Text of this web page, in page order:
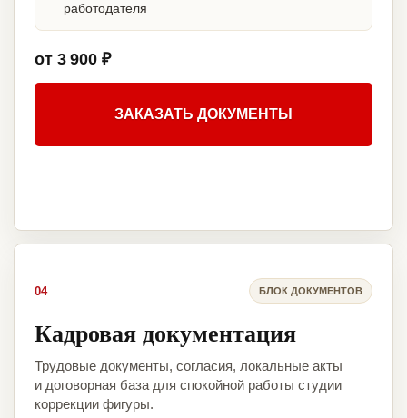
работодателя
от 3 900 ₽
ЗАКАЗАТЬ ДОКУМЕНТЫ
04 БЛОК ДОКУМЕНТОВ
Кадровая документация
Трудовые документы, согласия, локальные акты
и договорная база для спокойной работы студии
коррекции фигуры.